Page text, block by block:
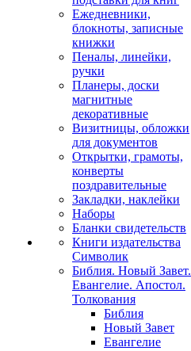
Ежедневники,
блокноты, записные
книжки
Пеналы, линейки,
ручки
Планеры, доски
магнитные
декоративные
Визитницы, обложки
для документов
Открытки, грамоты,
конверты
поздравительные
Закладки, наклейки
Наборы
Бланки свидетельств
Книги издательства
Символик
Библия. Новый Завет.
Евангелие. Апостол.
Толкования
Библия
Новый Завет
Евангелие